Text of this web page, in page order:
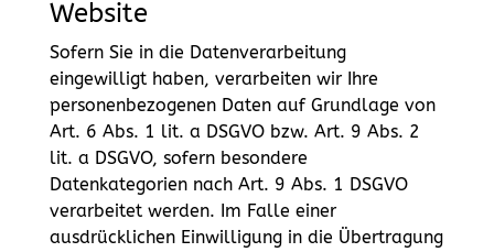
Website
Sofern Sie in die Datenverarbeitung
eingewilligt haben, verarbeiten wir Ihre
personenbezogenen Daten auf Grundlage von
Art. 6 Abs. 1 lit. a DSGVO bzw. Art. 9 Abs. 2
lit. a DSGVO, sofern besondere
Datenkategorien nach Art. 9 Abs. 1 DSGVO
verarbeitet werden. Im Falle einer
ausdrücklichen Einwilligung in die Übertragung